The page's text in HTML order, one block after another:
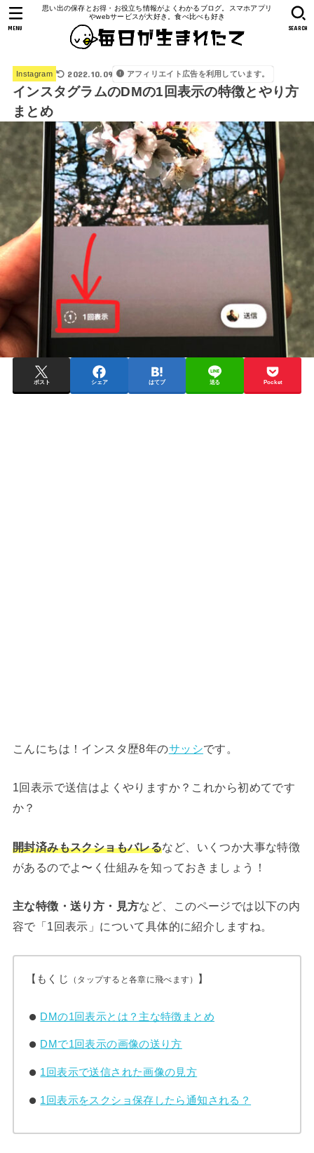
思い出の保存とお得・お役立ち情報がよくわかるブログ。スマホアプリ
やwebサービスが大好き。食べ比べも好き
SEARCH
MENU
Instagram 2022.10.09 アフィリエイト広告を利用しています。
インスタグラムのDMの1回表示の特徴とやり方
まとめ
ポスト シェア はてブ 送る Pocket
こんにちは！インスタ歴8年のサッシです。
1回表示で送信はよくやりますか？これから初めてです
か？
開封済みもスクショもバレるなど、いくつか大事な特徴
があるのでよ〜く仕組みを知っておきましょう！
主な特徴・送り方・見方など、このページでは以下の内
容で「1回表示」について具体的に紹介しますね。
【もくじ （タップすると各章に飛べます） 】
DMの1回表示とは？主な特徴まとめ
DMで1回表示の画像の送り方
1回表示で送信された画像の見方
1回表示をスクショ保存したら通知される？